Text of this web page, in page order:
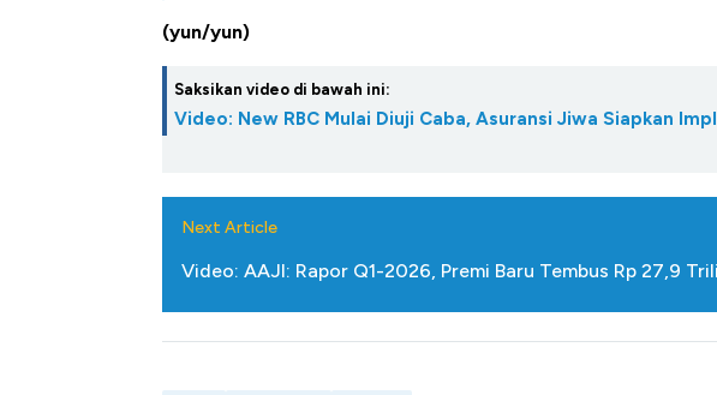
(yun/yun)
Saksikan video di bawah ini:
Video: New RBC Mulai Diuji Caba, Asuransi Jiwa Siapkan
Next Article
Video: AAJI: Rapor Q1-2026, Premi Baru Tembus Rp 27,9